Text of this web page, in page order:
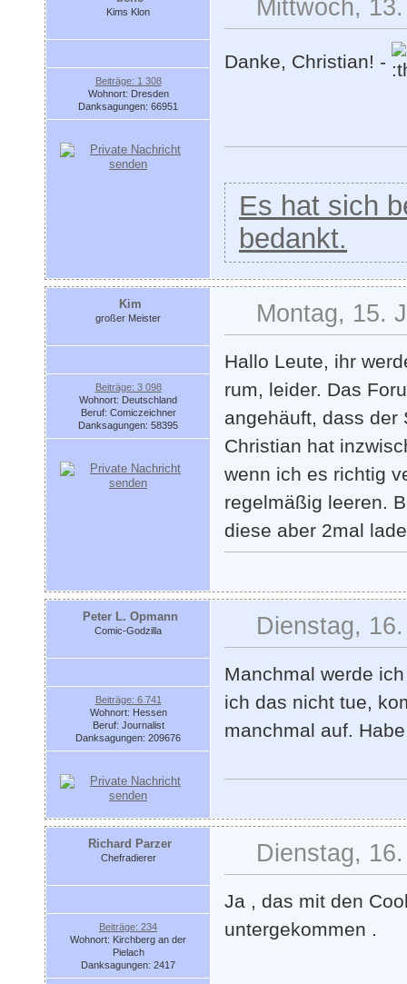
Kims Klon
Beiträge: 1 308
Wohnort: Dresden
Danksagungen: 66951
Mittwoch,
Danke, Christian! -
Es hat sich
bedankt.
Kim
großer Meister
Beiträge: 3 098
Wohnort: Deutschland
Beruf: Comiczeichner
Danksagungen: 58395
Montag, 15.
Hallo Leute, ihr
rum, leider. Das
angehäuft, dass der
Christian hat
wenn ich es richtig
regelmäßig leeren.
diese aber 2mal
Peter L. Opmann
Comic-Godzilla
Beiträge: 6 741
Wohnort: Hessen
Beruf: Journalist
Danksagungen: 209676
Dienstag,
Manchmal werde
ich das nicht tue,
manchmal auf.
Richard Parzer
Chefradierer
Beiträge: 234
Wohnort: Kirchberg an der
Pielach
Danksagungen: 2417
Dienstag,
Ja , das mit den
untergekommen .